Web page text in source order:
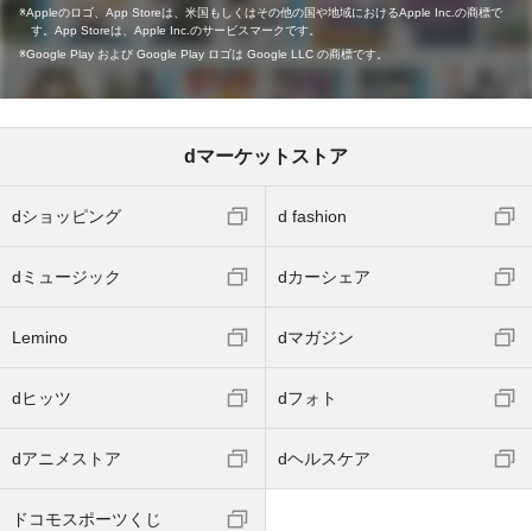
Appleのロゴ、App Storeは、米国もしくはその他の国や地域におけるApple Inc.の商標で
す。App Storeは、Apple Inc.のサービスマークです。
Google Play および Google Play ロゴは Google LLC の商標です。
dマーケットストア
dショッピング d fashion
dミュージック dカーシェア
Lemino dマガジン
dヒッツ dフォト
dアニメストア dヘルスケア
ドコモスポーツくじ